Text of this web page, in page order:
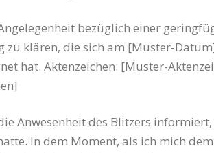
bezüglich einer
zu klären, die sich am [Muster-
hat. Aktenzeichen: [Muster-
Anwesenheit des Blitzers
In dem Moment, als ich mich